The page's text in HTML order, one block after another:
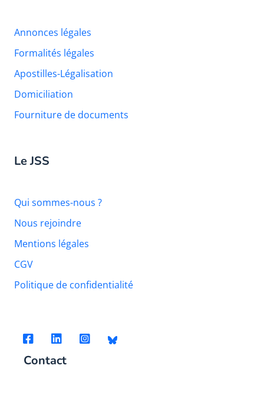
Annonces légales
Formalités légales
Apostilles-Légalisation
Domiciliation
Fourniture de documents
Le JSS
Qui sommes-nous ?
Nous rejoindre
Mentions légales
CGV
Politique de confidentialité
Contact